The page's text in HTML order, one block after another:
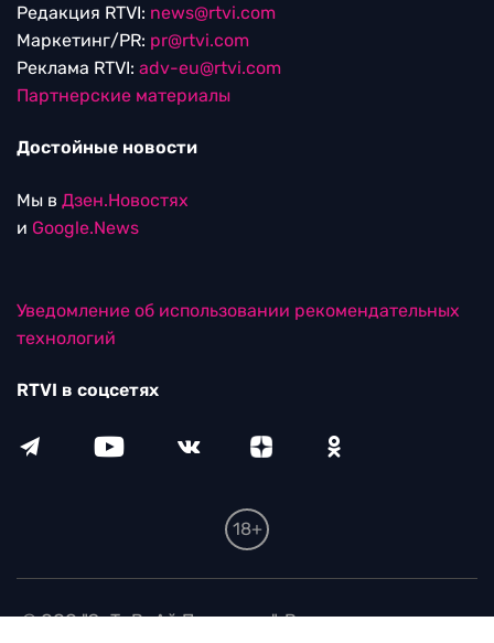
Редакция RTVI: news@rtvi.com
Маркетинг/PR: pr@rtvi.com
Реклама RTVI: adv-eu@rtvi.com
Партнерские материалы
Достойные новости
Мы в Дзен.Новостях
и Google.News
Уведомление об использовании рекомендательных
технологий
RTVI в соцсетях
18+
© ООО "ЭрТиВиАй Продакшн". Все права защищены.